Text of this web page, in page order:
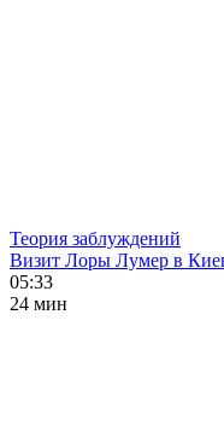
Теория заблуждений
Визит Лоры Лумер в
05:33
24 мин